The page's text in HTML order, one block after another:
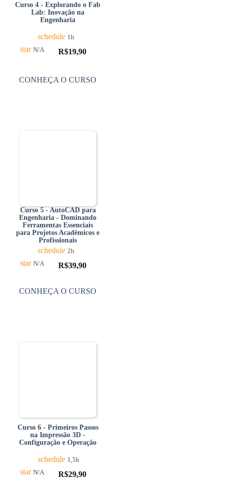
Curso 4 - Explorando o Fab
Lab: Inovação na
Engenharia
schedule 1h
star N/A R$19,90
CONHEÇA O CURSO
Curso 5 - AutoCAD para
Engenharia - Dominando
Ferramentas Essenciais
para Projetos Acadêmicos e
Profissionais
schedule 2h
star N/A R$39,90
CONHEÇA O CURSO
Curso 6 - Primeiros Passos
na Impressão 3D -
Configuração e Operação
schedule 1,5h
star N/A R$29,90